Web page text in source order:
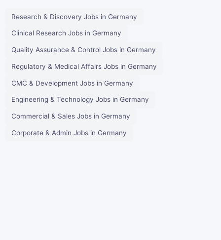
Research & Discovery Jobs in Germany
Clinical Research Jobs in Germany
Quality Assurance & Control Jobs in Germany
Regulatory & Medical Affairs Jobs in Germany
CMC & Development Jobs in Germany
Engineering & Technology Jobs in Germany
Commercial & Sales Jobs in Germany
Corporate & Admin Jobs in Germany